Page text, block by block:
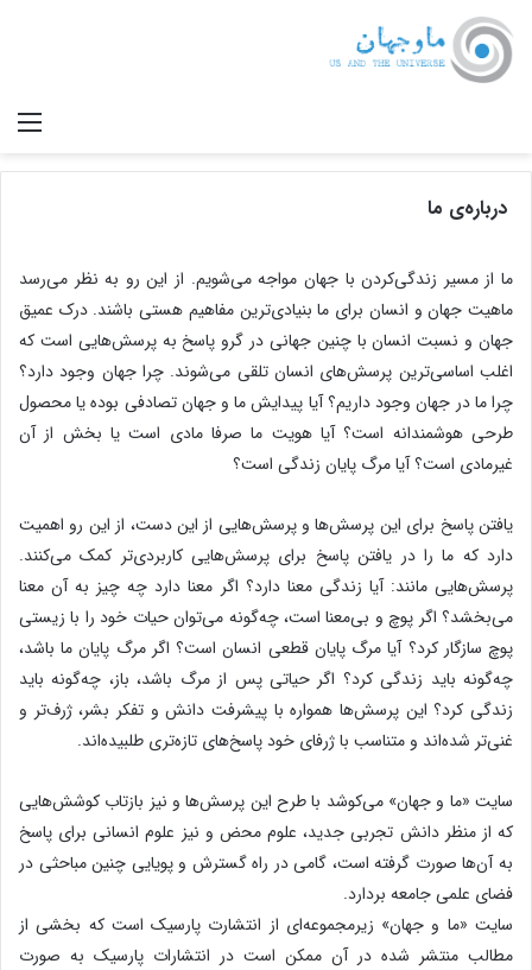
درباره‌ی ما
ما از مسیر زندگی‌کردن با جهان مواجه می‌شویم. از این‌ رو به نظر می‌رسد
ماهیت جهان و انسان برای ما بنیادی‌ترین مفاهیم هستی باشند. درک عمیق
جهان و نسبت انسان با چنین جهانی در گرو پاسخ به پرسش‌هایی است که
اغلب اساسی‌ترین پرسش‌های انسان تلقی می‌شوند. چرا جهان وجود دارد؟
چرا ما در جهان وجود داریم؟ آیا پیدایش ما و جهان تصادفی بوده یا محصول
طرحی هوشمندانه است؟ آیا هویت ما صرفا مادی است یا بخش از آن
غیرمادی است؟ آیا مرگ پایان زندگی است؟
یافتن پاسخ برای این پرسش‌ها و پرسش‌هایی از این دست، از این رو اهمیت
دارد که ما را در یافتن پاسخ‌ برای پرسش‌هایی کاربردی‌تر کمک می‌کنند.
پرسش‌هایی مانند: آیا زندگی معنا دارد؟ اگر معنا دارد چه چیز به آن معنا
می‌بخشد؟ اگر پوچ و بی‌معنا است، چه‌گونه می‌توان حیات خود را با زیستی
پوچ سازگار کرد؟ آیا مرگ پایان قطعی انسان است؟ اگر مرگ پایان ما باشد،
چه‌گونه باید زندگی کرد؟ اگر حیاتی پس از مرگ باشد، باز، چه‌گونه باید
زندگی کرد؟ این پرسش‌ها همواره با پیشرفت دانش و تفکر بشر، ژرف‌تر و
غنی‌تر شده‌اند و متناسب با ژرفای خود پاسخ‌های تازه‌تری طلبیده‌اند.
سایت «ما و جهان» می‌کوشد با طرح این پرسش‌ها و نیز بازتاب کوشش‌هایی
که از منظر دانش تجربی جدید، علوم محض و نیز علوم انسانی برای پاسخ
به آن‌ها صورت گرفته است، گامی در راه گسترش و پویایی چنین مباحثی در
فضای علمی جامعه بردارد.
سایت «ما و جهان» زیرمجموعه‌ای از انتشارت پارسیک است که بخشی از
مطالب منتشر شده در آن ممکن است در انتشارات پارسیک به صورت